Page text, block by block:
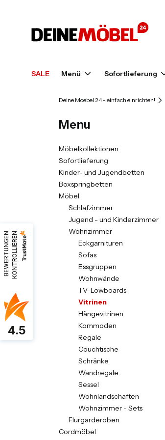
SALE Menü Sofortlieferung
Deine Moebel 24 - einfach einrichten!
Menu
Möbelkollektionen
Sofortlieferung
Kinder- und Jugendbetten
Boxspringbetten
Möbel
Schlafzimmer
Jugend - und Kinderzimmer
Wohnzimmer
Eckgarnituren
Sofas
Essgruppen
Wohnwände
TV-Lowboards
Vitrinen
Hängevitrinen
Kommoden
Regale
Couchtische
Schränke
Wandregale
Sessel
Wohnlandschaften
Wohnzimmer - Sets
Flurgarderoben
Cordmöbel
B
E
W
E
R
T
U
N
G
E
N
K
O
N
T
R
O
L
L
I
E
R
EN
4.5